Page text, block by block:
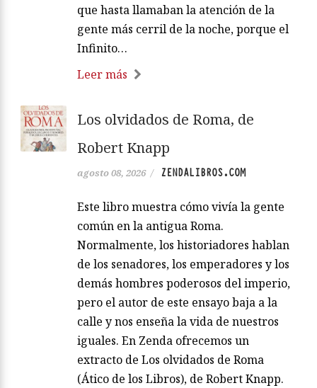
que hasta llamaban la atención de la
gente más cerril de la noche, porque el
Infinito…
Leer más
Los olvidados de Roma, de
Robert Knapp
agosto 08, 2026 / ZENDALIBROS.COM
Este libro muestra cómo vivía la gente
común en la antigua Roma.
Normalmente, los historiadores hablan
de los senadores, los emperadores y los
demás hombres poderosos del imperio,
pero el autor de este ensayo baja a la
calle y nos enseña la vida de nuestros
iguales. En Zenda ofrecemos un
extracto de Los olvidados de Roma
(Ático de los Libros), de Robert Knapp.